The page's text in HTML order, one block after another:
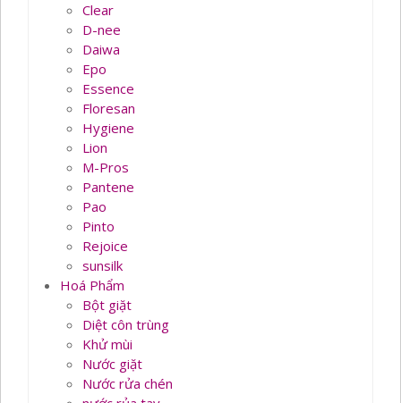
Clear
D-nee
Daiwa
Epo
Essence
Floresan
Hygiene
Lion
M-Pros
Pantene
Pao
Pinto
Rejoice
sunsilk
Hoá Phẩm
Bột giặt
Diệt côn trùng
Khử mùi
Nước giặt
Nước rửa chén